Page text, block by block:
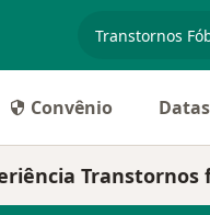
especialidade,
Convênio
Transtornos